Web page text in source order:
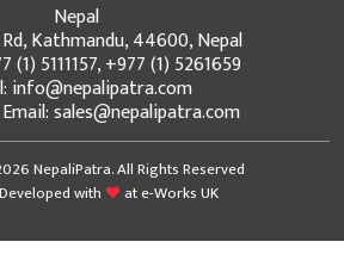
Nepal
Kathmandu, 44600, Nepal
(1) 5111157, +977 (1) 5261659
info@nepalipatra.com
sales@nepalipatra.com
NepaliPatra. All Rights Reserved
with
ate-Works UK